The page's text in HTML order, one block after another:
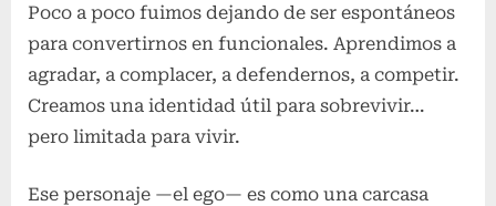
Poco a poco fuimos dejando de ser espontáneos
para convertirnos en funcionales. Aprendimos a
agradar, a complacer, a defendernos, a competir.
Creamos una identidad útil para sobrevivir…
pero limitada para vivir.
Ese personaje —el ego— es como una carcasa